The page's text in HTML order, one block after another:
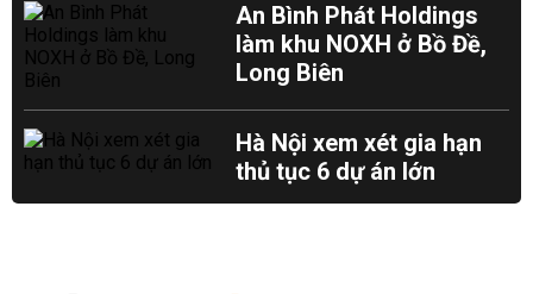
An Bình Phát Holdings
làm khu NOXH ở Bồ Đề,
Long Biên
Hà Nội xem xét gia hạn
thủ tục 6 dự án lớn